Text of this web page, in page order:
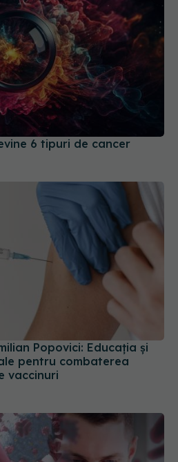
6 tipuri de cancer
pentru combaterea
vaccinuri